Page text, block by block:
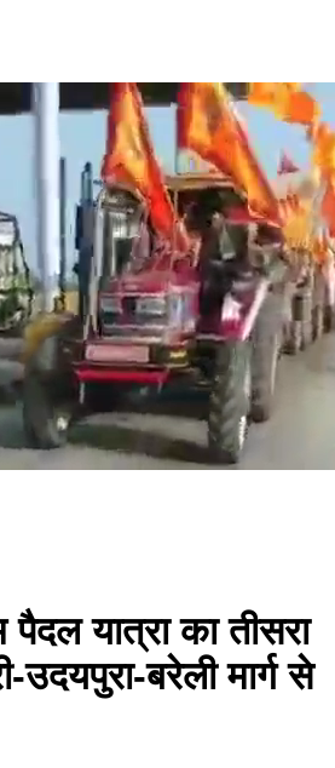
पैदल यात्रा का तीसरा
उदयपुरा-बरेली मार्ग से